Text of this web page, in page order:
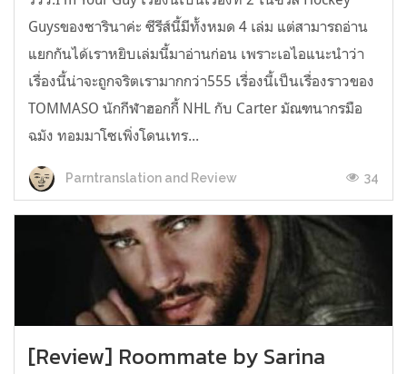
Guysของซารินาค่ะ ซีรีส์นี้มีทั้งหมด 4 เล่ม แต่สามารถอ่าน
แยกกันได้เราหยิบเล่มนี้มาอ่านก่อน เพราะเอไอแนะนำว่า
เรื่องนี้น่าจะถูกจริตเรามากกว่า555 เรื่องนี้เป็นเรื่องราวของ
TOMMASO นักกีฬาฮอกกี้ NHL กับ Carter มัณฑนากรมือ
ฉมัง ทอมมาโซเพิ่งโดนเทร...
Parntranslation and Review 34
[Review] Roommate by Sarina